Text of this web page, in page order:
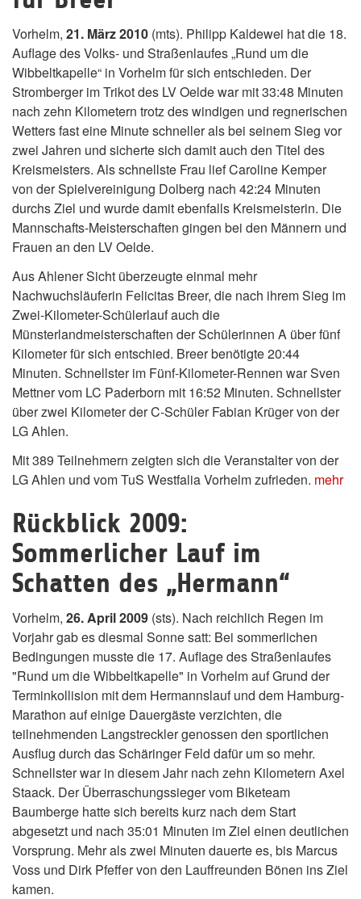
Vorhelm, 21. März 2010 (mts). Philipp Kaldewei hat die 18.
Auflage des Volks- und Straßenlaufes „Rund um die
Wibbeltkapelle“ in Vorhelm für sich entschieden. Der
Stromberger im Trikot des LV Oelde war mit 33:48 Minuten
nach zehn Kilometern trotz des windigen und regnerischen
Wetters fast eine Minute schneller als bei seinem Sieg vor
zwei Jahren und sicherte sich damit auch den Titel des
Kreismeisters. Als schnellste Frau lief Caroline Kemper
von der Spielvereinigung Dolberg nach 42:24 Minuten
durchs Ziel und wurde damit ebenfalls Kreismeisterin. Die
Mannschafts-Meisterschaften gingen bei den Männern und
Frauen an den LV Oelde.
Aus Ahlener Sicht überzeugte einmal mehr
Nachwuchsläuferin Felicitas Breer, die nach ihrem Sieg im
Zwei-Kilometer-Schülerlauf auch die
Münsterlandmeisterschaften der Schülerinnen A über fünf
Kilometer für sich entschied. Breer benötigte 20:44
Minuten. Schnellster im Fünf-Kilometer-Rennen war Sven
Mettner vom LC Paderborn mit 16:52 Minuten. Schnellster
über zwei Kilometer der C-Schüler Fabian Krüger von der
LG Ahlen.
Mit 389 Teilnehmern zeigten sich die Veranstalter von der
LG Ahlen und vom TuS Westfalia Vorhelm zufrieden. mehr
Rückblick 2009:
Sommerlicher Lauf im
Schatten des „Hermann“
Vorhelm, 26. April 2009 (sts). Nach reichlich Regen im
Vorjahr gab es diesmal Sonne satt: Bei sommerlichen
Bedingungen musste die 17. Auflage des Straßenlaufes
"Rund um die Wibbeltkapelle" in Vorhelm auf Grund der
Terminkollision mit dem Hermannslauf und dem Hamburg-
Marathon auf einige Dauergäste verzichten, die
teilnehmenden Langstreckler genossen den sportlichen
Ausflug durch das Schäringer Feld dafür um so mehr.
Schnellster war in diesem Jahr nach zehn Kilometern Axel
Staack. Der Überraschungssieger vom Biketeam
Baumberge hatte sich bereits kurz nach dem Start
abgesetzt und nach 35:01 Minuten im Ziel einen deutlichen
Vorsprung. Mehr als zwei Minuten dauerte es, bis Marcus
Voss und Dirk Pfeffer von den Lauffreunden Bönen ins Ziel
kamen.